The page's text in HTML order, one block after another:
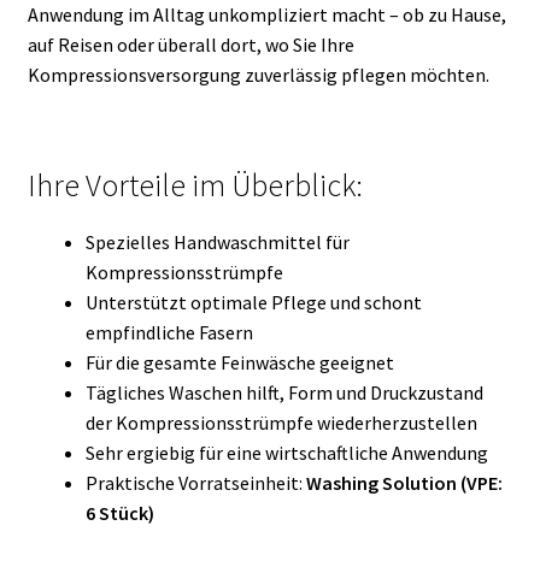
Anwendung im Alltag unkompliziert macht – ob zu Hause,
auf Reisen oder überall dort, wo Sie Ihre
Kompressionsversorgung zuverlässig pflegen möchten.
Ihre Vorteile im Überblick:
Spezielles Handwaschmittel für
Kompressionsstrümpfe
Unterstützt optimale Pflege und schont
empfindliche Fasern
Für die gesamte Feinwäsche geeignet
Tägliches Waschen hilft, Form und Druckzustand
der Kompressionsstrümpfe wiederherzustellen
Sehr ergiebig für eine wirtschaftliche Anwendung
Praktische Vorratseinheit: Washing Solution (VPE:
6 Stück)